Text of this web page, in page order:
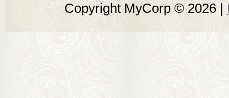
Copyright MyCorp © 2026 |